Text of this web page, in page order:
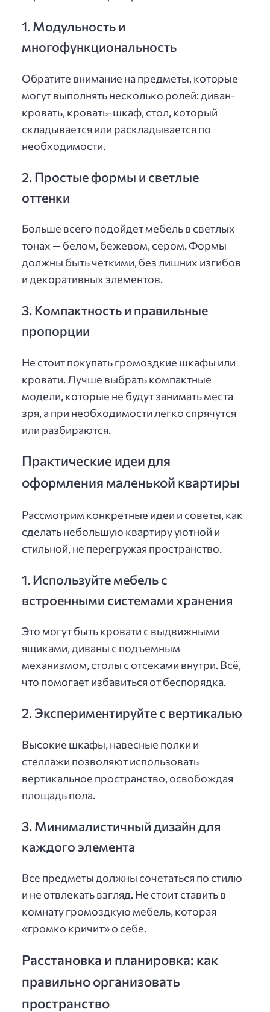
1. Модульность и
многофункциональность
Обратите внимание на предметы, которые
могут выполнять несколько ролей: диван-
кровать, кровать-шкаф, стол, который
складывается или раскладывается по
необходимости.
2. Простые формы и светлые
оттенки
Больше всего подойдет мебель в светлых
тонах — белом, бежевом, сером. Формы
должны быть четкими, без лишних изгибов
и декоративных элементов.
3. Компактность и правильные
пропорции
Не стоит покупать громоздкие шкафы или
кровати. Лучше выбрать компактные
модели, которые не будут занимать места
зря, а при необходимости легко спрячутся
или разбираются.
Практические идеи для
оформления маленькой квартиры
Рассмотрим конкретные идеи и советы, как
сделать небольшую квартиру уютной и
стильной, не перегружая пространство.
1. Используйте мебель с
встроенными системами хранения
Это могут быть кровати с выдвижными
ящиками, диваны с подъемным
механизмом, столы с отсеками внутри. Всё,
что помогает избавиться от беспорядка.
2. Экспериментируйте с вертикалью
Высокие шкафы, навесные полки и
стеллажи позволяют использовать
вертикальное пространство, освобождая
площадь пола.
3. Минималистичный дизайн для
каждого элемента
Все предметы должны сочетаться по стилю
и не отвлекать взгляд. Не стоит ставить в
комнату громоздкую мебель, которая
«громко кричит» о себе.
Расстановка и планировка: как
правильно организовать
пространство